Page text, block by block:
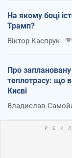
На якому боці
Трамп?
Віктор Каспрук
Про
теплотрасу: що
Києві
Владислав